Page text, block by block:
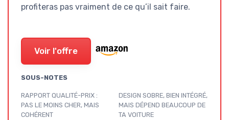
profiteras pas vraiment de ce qu’il sait faire.
Voir l'offre
SOUS-NOTES
RAPPORT QUALITÉ-PRIX :
PAS LE MOINS CHER, MAIS
COHÉRENT
DESIGN SOBRE, BIEN INTÉGRÉ,
MAIS DÉPEND BEAUCOUP DE
TA VOITURE